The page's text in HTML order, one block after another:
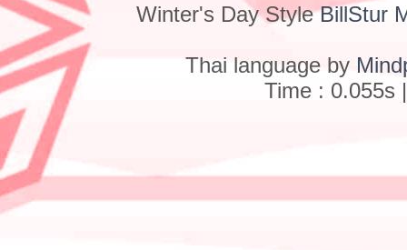
Winter's Day StyleBillStur
Thai language by
Time : 0.055s